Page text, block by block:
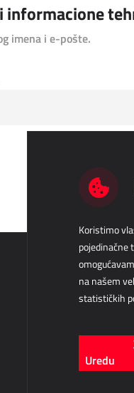
imena i e-pošte.
Koristimo
pojedinačne
na našem
statističkih
Uredu